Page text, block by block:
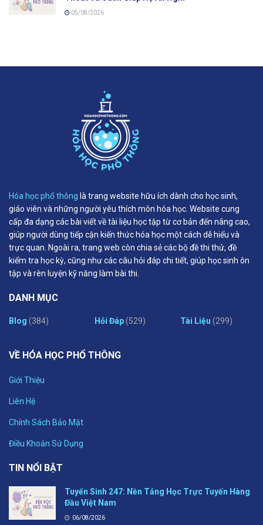
05/08/2026
Hóa học phổ thông là trang website hữu ích dành cho học sinh,
giáo viên và những người yêu thích môn hóa học. Website cung
cấp đa dạng các bài viết về tài liệu học tập từ cơ bản đến nâng cao,
giúp người dùng tiếp cận kiến thức hóa học một cách dễ hiểu và
trực quan. Ngoài ra, trang web còn chia sẻ các bộ đề thi thử, đề
kiểm tra học kỳ, cũng như các câu hỏi đáp chi tiết, giúp học sinh ôn
tập và rèn luyện kỹ năng làm bài thi.
DANH MỤC
Blog (384) Hỏi Đáp(529) Tài Liệu (299)
VỀ HÓA HỌC PHỔ THÔNG
Giới Thiệu
Liên Hệ
Chính Sách Bảo Mật
Điều Khoản Sử Dụng
TIN NỔI BẬT
Tuyển Sinh 247: Nền Tảng Học Trực Tuyến Hàng
Đầu Việt Nam
06/08/2026